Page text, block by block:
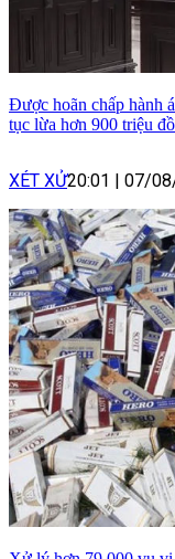
Được hoãn chấp hành
tục lừa hơn 900 triệu
XÉT XỬ20:01 07/